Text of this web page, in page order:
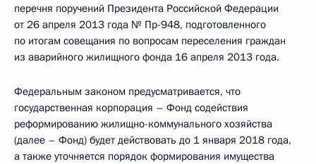
перечня поручений Президента Российской Федерации
от 26 апреля 2013 года № Пр-948, подготовленного
по итогам совещания по вопросам переселения граждан
из аварийного жилищного фонда 16 апреля 2013 года.
Федеральным законом предусматривается, что
государственная корпорация – Фонд содействия
реформированию жилищно-коммунального хозяйства
(далее – Фонд) будет действовать до 1 января 2018 года,
а также уточняется порядок формирования имущества